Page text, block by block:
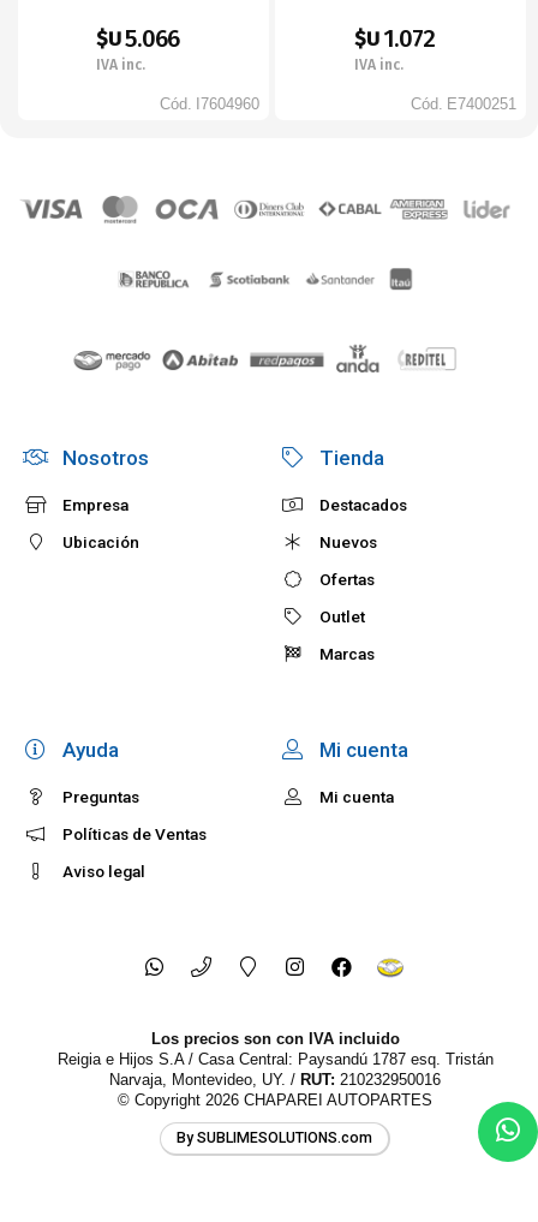
$U5.066
IVA inc.
Cód. I7604960
$U1.072
IVA inc.
Cód. E7400251
Nosotros
Empresa
Ubicación
Tienda
Destacados
Nuevos
Ofertas
Outlet
Marcas
Ayuda
Preguntas
Políticas de Ventas
Aviso legal
Mi cuenta
Mi cuenta
Los precios son con IVA incluido
Reigia e Hijos S.A / Casa Central: Paysandú 1787 esq. Tristán
Narvaja, Montevideo, UY. / RUT: 210232950016
© Copyright 2026 CHAPAREI AUTOPARTES
By SUBLIMESOLUTIONS.com